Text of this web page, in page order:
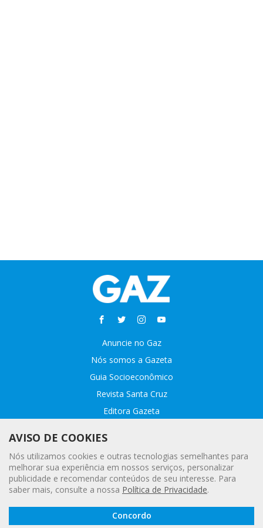
Leia a
Digital
Anuncie no Gaz
Nós somos a Gazeta
Guia Socioeconômico
Revista Santa Cruz
Editora Gazeta
Fale conosco
Webmail
Assinatura Premiada
Política Geral de Privacidade e Proteção
de Dados Pessoais
AVISO DE COOKIES
Nós utilizamos cookies e outras tecnologias semelhantes para
melhorar sua experiência em nossos serviços, personalizar
publicidade e recomendar conteúdos de seu interesse. Para
saber mais, consulte a nossa Política de Privacidade.
Concordo